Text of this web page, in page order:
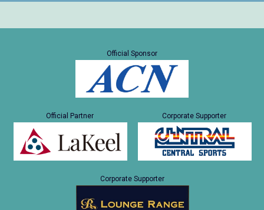
Official Sponsor
Official Partner Corporate Supporter
Corporate Supporter